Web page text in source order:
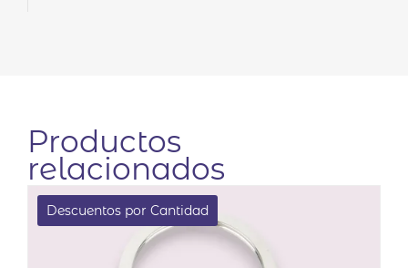
Productos
relacionados
Descuentos por Cantidad